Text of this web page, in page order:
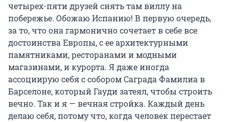
четырех-пяти друзей снять там виллу на
побережье. Обожаю Испанию! В первую очередь,
за то, что она гармонично сочетает в себе все
достоинства Европы, с ее архитектурными
памятниками, ресторанами и модными
магазинами, и курорта. Я даже иногда
ассоциирую себя с собором Саграда Фамилиа в
Барселоне, который Гауди затеял, чтобы строить
вечно. Так и я — вечная стройка. Каждый день
делаю себя, потому что, когда человек перестает